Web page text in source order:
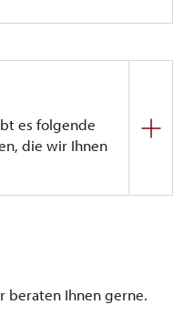
es folgende
die wir Ihnen
park 30,
beraten Ihnen gerne.